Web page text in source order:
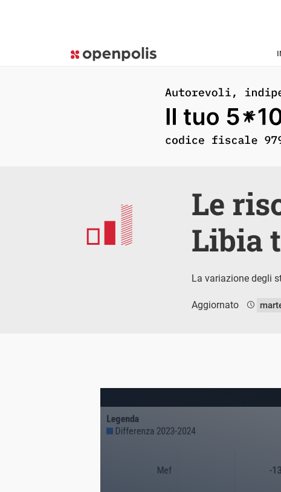
Le
Libia
La variazione degli
Aggiornato